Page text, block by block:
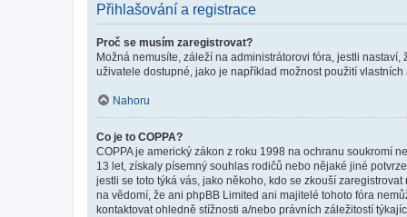
Přihlašování a registrace
Proč se musím zaregistrovat?
Možná nemusíte, záleží na administrátorovi fóra, jestli
uživatele dostupné, jako je například možnost použití
Nahoru
Co je to COPPA?
COPPA je americký zákon z roku 1998 na ochranu soukromí
13 let, získaly písemný souhlas rodičů nebo nějaké jiné
jestli se toto týká vás, jako někoho, kdo se zkouší
na vědomí, že ani phpBB Limited ani majitelé tohoto fóra
kontaktovat ohledně stížnosti a/nebo právních záležitostí